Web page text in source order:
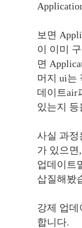
보면
이 이미
면
머지 ui는
데이트air
있는지 등
사실 과정
가 있으
업데이트
삽질해봤
강제 업데
합니다.